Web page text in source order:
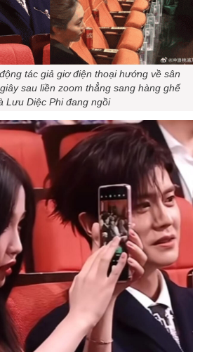
tác giả giơ điện thoại hướng về sân
sau liền zoom thẳng sang hàng ghế
Lưu Diệc Phi đang ngồi